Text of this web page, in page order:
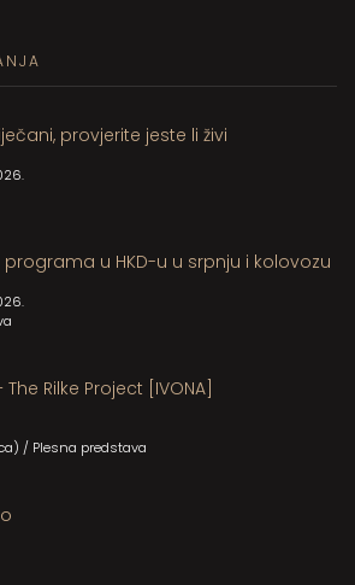
provjerite jeste li živi
programa u HKD-u u srpnju i kolovozu
– The Rilke Project [IVONA]
/ Plesna predstava